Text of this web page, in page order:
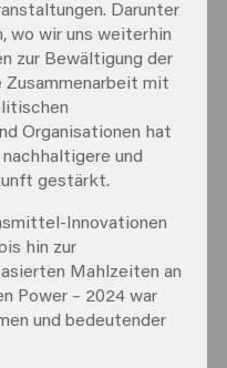
Darunter
wo wir uns weiterhin
zur Bewältigung der
Zusammenarbeit mit
Organisationen hat
und
gestärkt.
Innovationen
hin zur
Mahlzeiten an
Power – 2024 war
und bedeutender